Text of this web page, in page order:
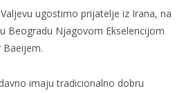
ugostimo prijatelje iz Irana, na
Beogradu Njagovom Ekselencijom
Baeijem.
imaju tradicionalno dobru